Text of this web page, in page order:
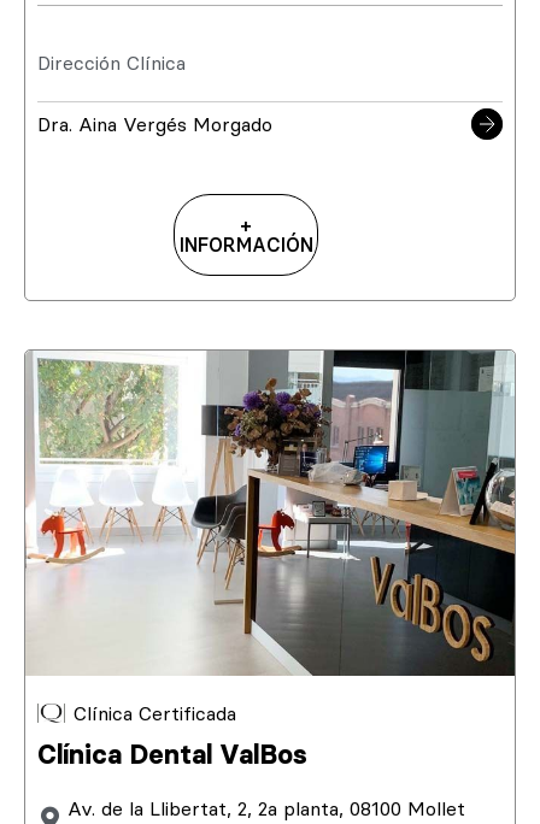
Dirección Clínica
Dra. Aina Vergés Morgado
+
INFORMACIÓN
Clínica Certificada
Clínica Dental ValBos
Av. de la Llibertat, 2, 2a planta, 08100 Mollet